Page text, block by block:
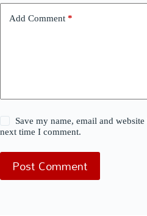
Add Comment *
Save my name, email and
next time I comment.
Post Comment